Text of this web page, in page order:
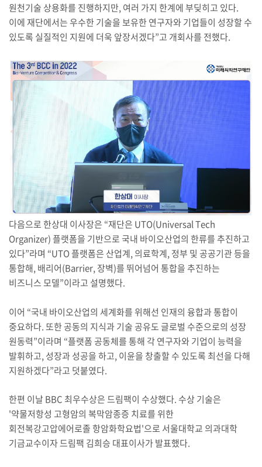
원천기술 상용화를 진행하지만, 여러 가지 한계에 부딪히고 있다.
이에 재단에서는 우수한 기술을 보유한 연구자와 기업들이 성장할 수
있도록 실질적인 지원에 더욱 앞장서겠다”고 개회사를 전했다.
다음으로 한상대 이사장은 “재단은 UTO(Universal Tech
Organizer) 플랫폼을 기반으로 국내 바이오산업의 한류를 추진하고
있다”라며 “UTO 플랫폼은 산업계, 의료학계, 정부 및 공공기관 등을
통합해, 배리어(Barrier, 장벽)를 뛰어넘어 통합을 추진하는
비즈니스 모델”이라고 설명했다.
이어 “국내 바이오산업의 세계화를 위해선 인재의 융합과 통합이
중요하다. 또한 공동의 지식과 기술 공유도 글로벌 수준으로의 성장
원동력”이라며 “플랫폼 공동체를 통해 각 연구자와 기업이 능력을
발휘하고, 성장과 성공을 하고, 이윤을 창출할 수 있도록 최선을 다해
지원하겠다”라고 덧붙였다.
한편 이날 BBC 최우수상은 드림팩이 수상했다. 수상 기술은
'약물저항성 고형암의 복막암종증 치료를 위한
회전복강고압에어로졸 항암화학요법'으로 서울대학교 의과대학
기금교수이자 드림팩 김희승 대표이사가 발표했다.